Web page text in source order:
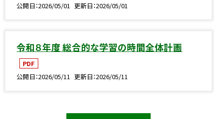
公開日 2026/05/01 更新日 2026/05/01
令和８年度 総合的な学習の時間全体計画
PDF
公開日 2026/05/11 更新日 2026/05/11